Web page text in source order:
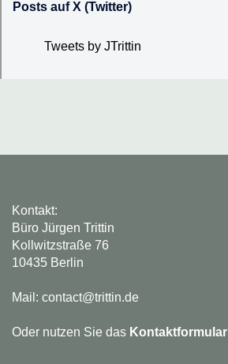
Posts auf X (Twitter)
Tweets by JTrittin
Kontakt:
Büro Jürgen Trittin
Kollwitzstraße 76
10435 Berlin
Mail: contact@trittin.de
Oder nutzen Sie das Kontaktformular